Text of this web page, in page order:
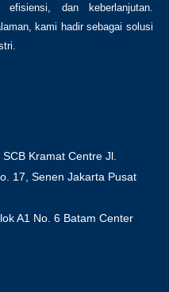
efisiensi, dan keberlanjutan.
kami hadir sebagai solusi
Kramat Centre Jl.
17, Senen Jakarta Pusat
A1 No. 6 Batam Center